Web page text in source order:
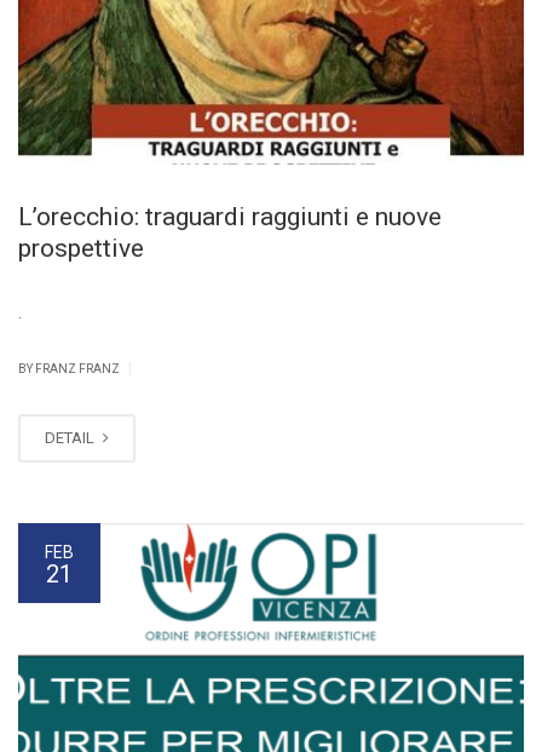
L’orecchio: traguardi raggiunti e nuove
prospettive
.
BY FRANZ FRANZ
DETAIL
FEB
21